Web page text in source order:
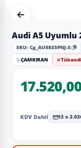
Audi A5 Uyumlu
SKU: Cg_AU08S5PNJ-S
ÇAMKIRAN
Tükendi
KDV Dahil 12 x